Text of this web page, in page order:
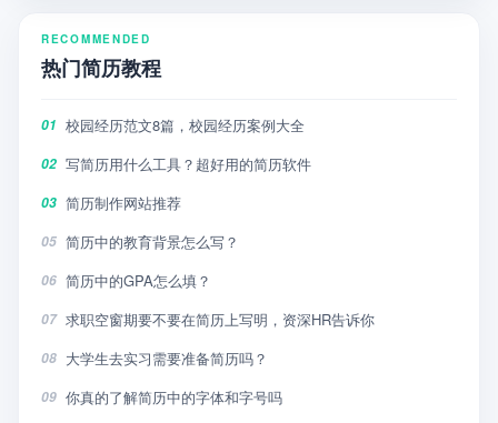
RECOMMENDED
热门简历教程
01 校园经历范文8篇，校园经历案例大全
02 写简历用什么工具？超好用的简历软件
03 简历制作网站推荐
05 简历中的教育背景怎么写？
06 简历中的GPA怎么填？
07 求职空窗期要不要在简历上写明，资深HR告诉你
08 大学生去实习需要准备简历吗？
09 你真的了解简历中的字体和字号吗